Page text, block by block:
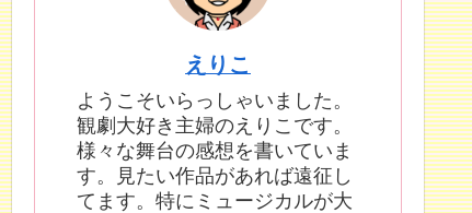
えりこ
ようこそいらっしゃいました。
観劇大好き主婦のえりこです。
様々な舞台の感想を書いていま
す。見たい作品があれば遠征し
てます。特にミュージカルが大